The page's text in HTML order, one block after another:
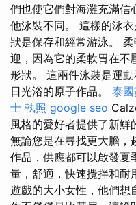
們也使它們對海灘充滿信
他泳裝不同。 這樣的泳
狀是保存和經常游泳。
迎，因為它的柔軟胃在不
形狀。 這兩件泳裝是運
日光浴的原子作品。 泰
士 執照 google seo
風格的愛好者提供了新鮮
無論您是在尋找更大膽，
作品，供應都可以啟發夏
量，舒適，快速攪拌和耐
遊戲的大小女性，他們想